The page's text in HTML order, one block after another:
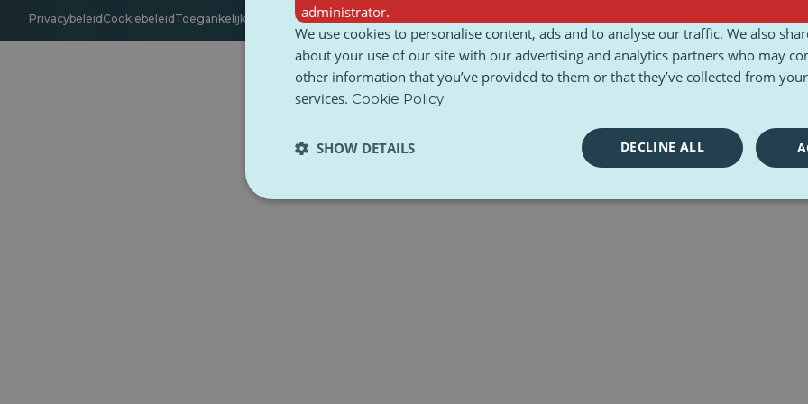
Privacybeleid Cookiebeleid Toegankelijkheid Algemene voorwaarden
administrator.
We use cookies to personalise content, ads and to analyse our traffic. We also
about your use of our site with our advertising and analytics partners who may
other information that you’ve provided to them or that they’ve collected from
services. Cookie Policy
DECLINE ALL
SHOW DETAILS